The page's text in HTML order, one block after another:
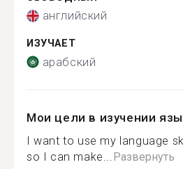
английский
ИЗУЧАЕТ
арабский
Мои цели в изучении
I want to use my language
so I can make... Развернуть